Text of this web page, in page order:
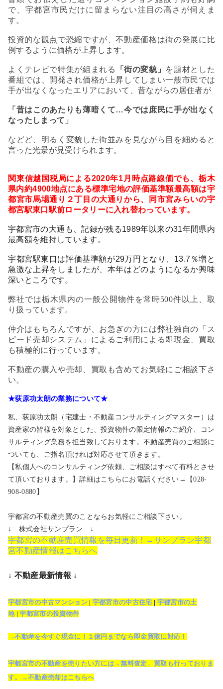
で、宇都宮市民だけに留まらない注目の高さが伺えま
す。
投資的な観点で恐縮ですが、不動産価格は街の発展に比
例するように価格が上昇します。
よくテレビで特集が組まれる 「街の変貌」 を題材とした
番組では、開発され価格が上昇してしまい一般市民では
手が出なくなったエリアにおいて、昔ながらの居住者が
「昔はこのあたりも薄暗くて…今では庶民に手が出なく
なったしまって」
などど、明るく変貌した街並みを見ながら目を細めると
言った光景が見受けられます。
関東信越国税局による2020年1 月時点路線価でも、栃木
県内約4900地点にある標準宅地の評価基準額最高額は宇
都宮市馬場通り２丁目の大通りから、同市宮みらいの宇
都宮駅東口駅前ロータリーに入れ替わっています。
宇都宮市の大通も、記録が残る1989年以来の31年間県内
最高額を維持しています。
宇都宮駅東口は評価基準額が29万円となり、 13.7 ％増と
急激な上昇をしましたが、本年はどのようになるか興味
深いところです。
弊社では栃木県内の一般公開物件を常時500件以上、取
り扱っています。
仲介はもちろんですが、お急ぎの方には弊社独自の「ス
ピード売却システム」によるご利用による即現金、買取
も積極的に行っています。
不動産の購入や売却、買取も含めてお気軽にご相談下さ
い。
★荻原功太朗の業務について★
私、荻原功太朗（宅建士・不動産コンサルティングマスター）は
資産家の皆様を対象とした、投資物件の限定情報のご紹介、コン
サルティング業務を担当致しております。不動産売買のご相談に
ついても、ご指名頂ければ対応させて頂きます。
【私個人へのコンサルティング依頼、ご相談はすべて有料とさせ
て頂いております。】詳細はこちらにお電話ください→【028-
908-0880】
宇都宮の不動産売買のことならお気軽にご相談下さい。
↓ 株式会社サンプラン ↓
宇都宮の不動産売買情報を毎日更新！→サンプラン宇都
宮不動産情報はこちらへ
↓ 不動産最新情報 ↓
宇都宮市の中古マンション| 宇都宮市の中古住宅 | 宇都宮市の土
地|宇都宮市の投資物件
→不動産を今すぐ現金に！１億円までなら即金買取に対応！
宇都宮市の不動産を売りたい方には→無料査定、買取も行っておりま
す。→不動産売却はこちらへ